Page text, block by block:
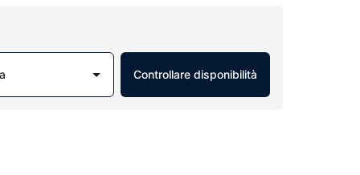
Controllare disponibilità